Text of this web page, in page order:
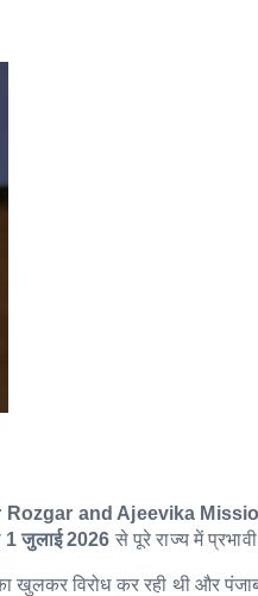
and Ajeevika
1 जुलाई 2026 से पूरे राज्य में प्रभावी
खुलकर विरोध कर रही थी और